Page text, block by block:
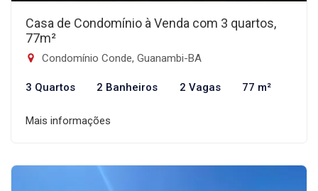
Casa de Condomínio à Venda com 3 quartos,
77m²
Condomínio Conde, Guanambi-BA
3 Quartos 2 Banheiros 2 Vagas 77 m²
Mais informações